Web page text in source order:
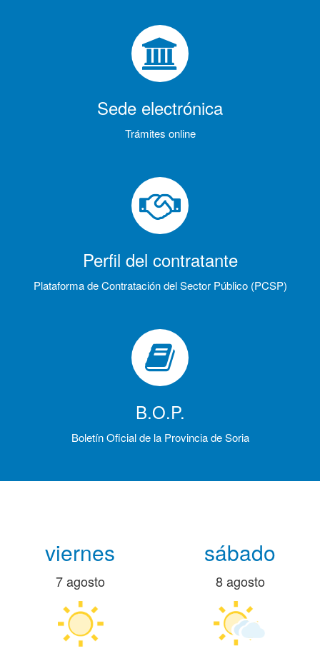
Sede electrónica
Trámites online
Perfil del contratante
Plataforma de Contratación del Sector Público (PCSP)
B.O.P.
Boletín Oficial de la Provincia de Soria
viernes
7 agosto
sábado
8 agosto